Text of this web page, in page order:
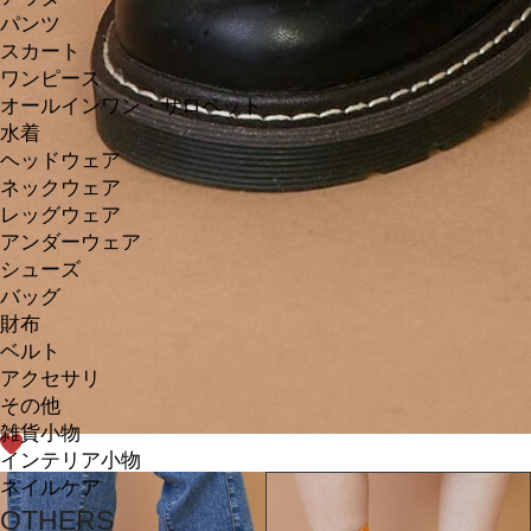
パンツ
スカート
ワンピース
オールインワン・サロペット
水着
ヘッドウェア
ネックウェア
レッグウェア
アンダーウェア
シューズ
バッグ
財布
ベルト
アクセサリ
その他
雑貨小物
インテリア小物
ネイルケア
OTHERS